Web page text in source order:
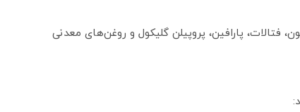
فتالات، پارافین، پروپیلن گلیکول و روغن‌های معدنی